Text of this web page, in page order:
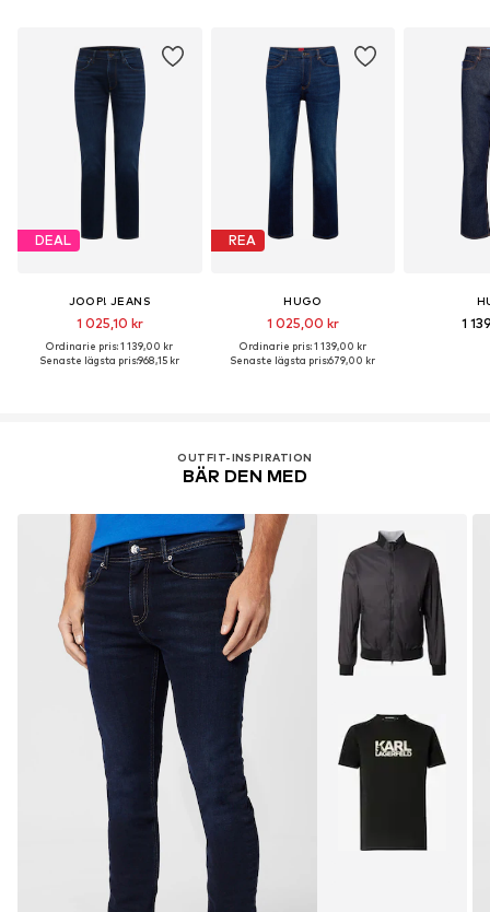
DEAL
JOOP! JEANS
1 025,10 kr
Ordinarie pris: 1 139,00 kr
Senaste lägsta pris:968,15 kr
REA
HUGO
1 025,00 kr
Ordinarie pris: 1 139,00 kr
Senaste lägsta pris:679,00 kr
1
OUTFIT-INSPIRATION
BÄR DEN MED